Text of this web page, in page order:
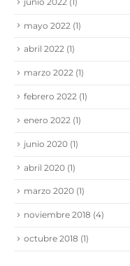
mayo 2022 (1)
abril 2022 (1)
marzo 2022 (1)
febrero 2022 (1)
enero 2022 (1)
junio 2020 (1)
abril 2020 (1)
marzo 2020 (1)
noviembre 2018 (4)
octubre 2018 (1)